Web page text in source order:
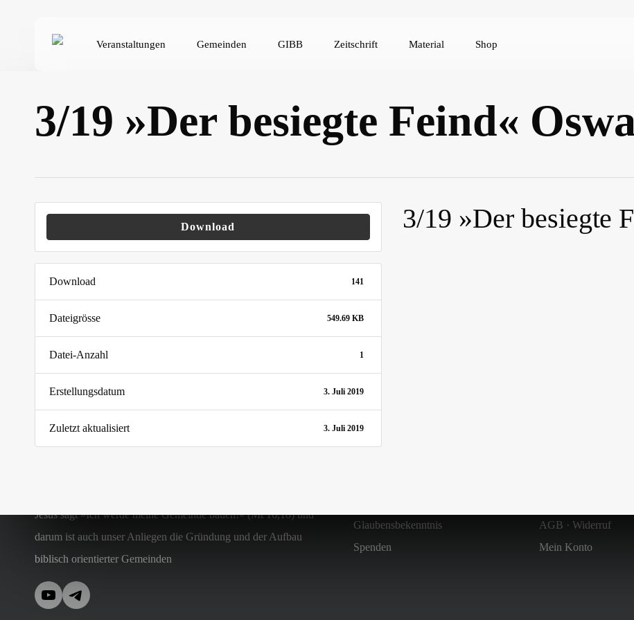
Hit enter to search or ESC to close
Veranstaltungen Gemeinden GIBB Zeitschrift Material Shop
3/19 »Der besiegte Feind«
Download
Download 141
Dateigrösse 549.69 KB
Datei-Anzahl 1
Erstellungsdatum 3. Juli 2019
Zuletzt aktualisiert 3. Juli 2019
3/19 »Der besiegte
Jesus sagt »Ich werde meine Gemeinde bauen!« (Mt 16,18) und
darum ist auch unser Anliegen die Gründung und der Aufbau
biblisch orientierter Gemeinden
YouTubeTelegram
Glaubensbekenntnis
Spenden
AGB · Widerruf
Mein Konto